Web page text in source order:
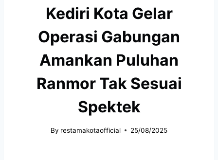
Kediri Kota Gelar
Operasi Gabungan
Amankan Puluhan
Ranmor Tak Sesuai
Spektek
By restamakotaofficial 25/08/2025